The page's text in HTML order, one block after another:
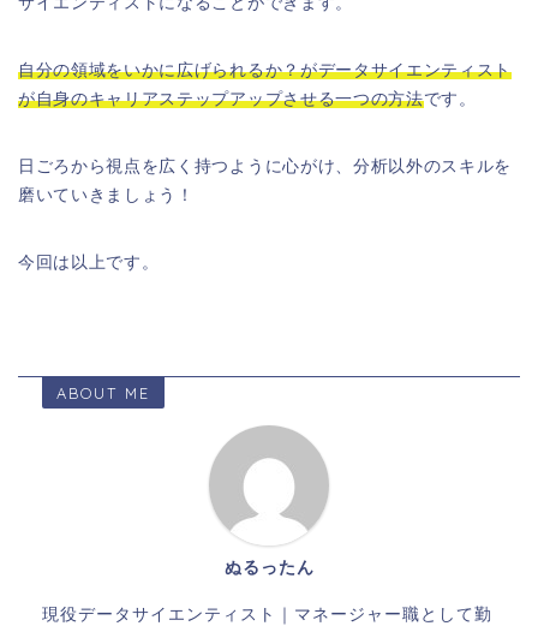
自分の領域をいかに広げられるか？がデータサイエンティスト
が自身のキャリアステップアップさせる一つの方法です。
日ごろから視点を広く持つように心がけ、分析以外のスキルを
磨いていきましょう！
今回は以上です。
ABOUT ME
ぬるったん
現役データサイエンティスト｜マネージャー職として勤